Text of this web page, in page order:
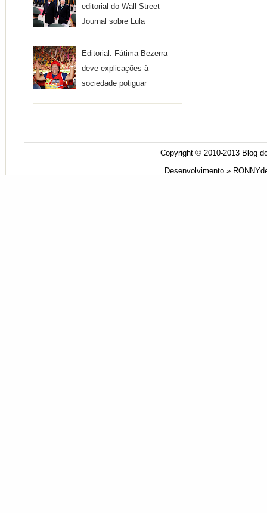
editorial do Wall Street
Journal sobre Lula
Editorial: Fátima Bezerra
deve explicações à
sociedade potiguar
Copyright © 2010-2013 Blog
Desenvolvimento »